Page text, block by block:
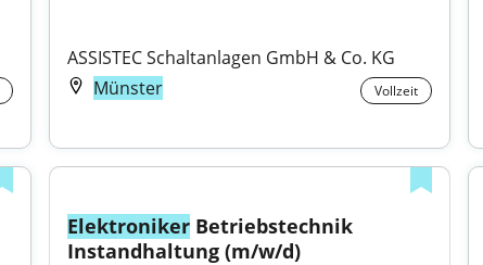
ASSISTEC Schaltanlagen GmbH & Co. KG
Münster
Vollzeit
Elektroniker Betriebstechnik
Instandhaltung (m/w/d)